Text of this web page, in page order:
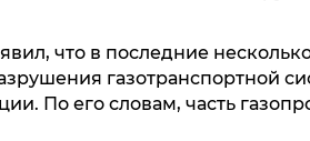
что в последние
газотранспортной
По его словам, часть